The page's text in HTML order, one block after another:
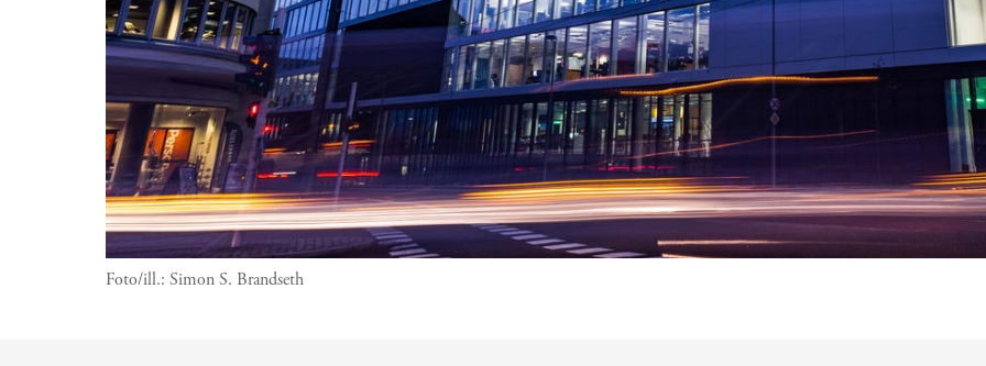
Foto/ill.: Simon S. Brandseth